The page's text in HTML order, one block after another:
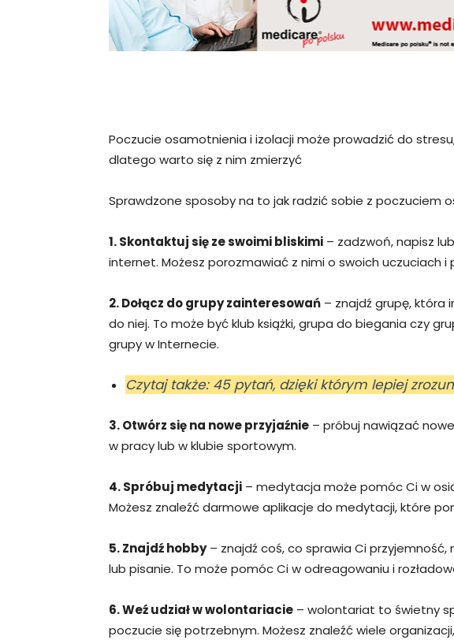
Poczucie osamotnienia i izolacji może prowadzić do
dlatego warto się z nim zmierzyć
Sprawdzone sposoby na to jak radzić sobie z poczuciem
1. Skontaktuj się ze swoimi bliskimi – zadzwoń, napisz
internet. Możesz porozmawiać z nimi o swoich uczuciach i
2. Dołącz do grupy zainteresowań – znajdź grupę, która
do niej. To może być klub książki, grupa do biegania czy
grupy w Internecie.
Czytaj także: 45 pytań, dzięki którym lepiej
3. Otwórz się na nowe przyjaźnie – próbuj nawiązać
w pracy lub w klubie sportowym.
4. Spróbuj medytacji – medytacja może pomóc Ci w
Możesz znaleźć darmowe aplikacje do medytacji, które
5. Znajdź hobby– znajdź coś, co sprawia Ci przyjemność,
lub pisanie. To może pomóc Ci w odreagowaniu i
6. Weź udział w wolontariacie – wolontariat to świetny
poczucie się potrzebnym. Możesz znaleźć wiele